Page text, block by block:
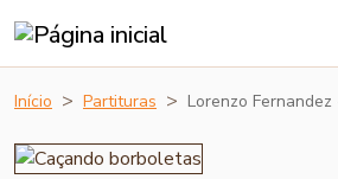
Início Partituras Lorenzo